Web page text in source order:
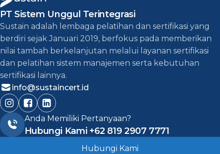
PT Sistem Unggul Terintegrasi
Sustain adalah lembaga pelatihan dan sertifikasi yang
berdiri sejak Januari 2019, berfokus pada memberikan
nilai tambah berkelanjutan melalui layanan sertifikasi
dan pelatihan sistem manajemen serta kebutuhan
sertifikasi lainnya.
info@sustaincert.id
Anda Memiliki Pertanyaan?
Hubungi Kami +62 819 2907 7771
Hubungi Kami